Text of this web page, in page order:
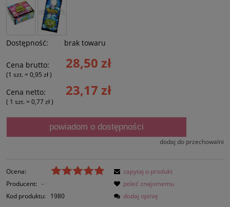
Dostępność: brak towaru
Cena brutto: 28,50 zł
(1 szt. = 0,95 zł)
Cena netto: 23,17 zł
( 1 szt. = 0,77 zł)
powiadom o dostępności
dodaj do przechowalni
Ocena:
Producent: -
Kod produktu:
1980
zapytaj o produkt
poleć znajomemu
dodaj opinię